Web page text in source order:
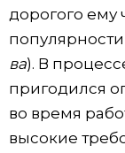
дорогого ему
ва). В
пригодился
во время
высокие